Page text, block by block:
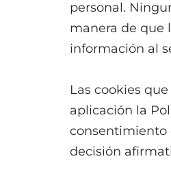
personal.
manera de que
información al
Las cookies
aplicación la
consentimiento
decisión